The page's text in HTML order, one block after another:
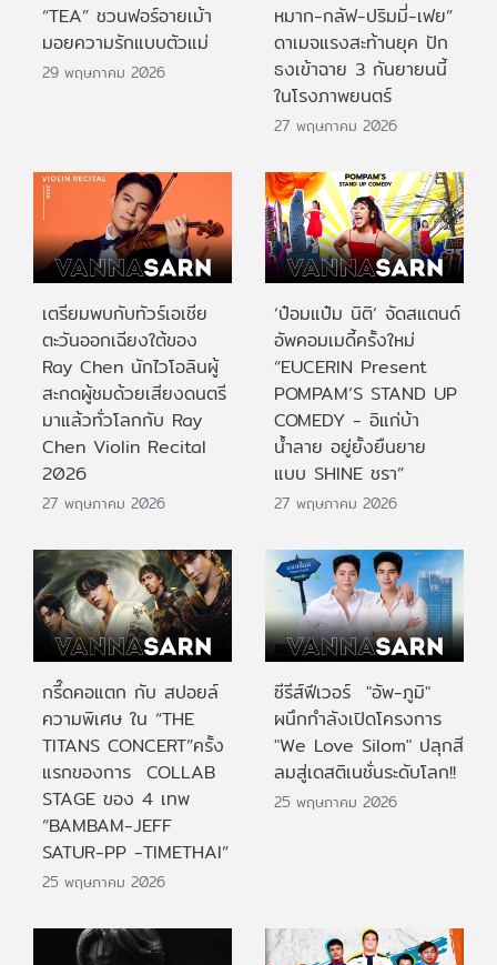
“TEA” ชวนฟอร์อายเม้า
มอยความรักแบบตัวแม่
29 พฤษภาคม 2026
หมาก-กลัฟ-ปริมมี่-เฟย”
ดาเมจแรงสะท้านยุค ปัก
ธงเข้าฉาย 3 กันยายนนี้
ในโรงภาพยนตร์
27 พฤษภาคม 2026
เตรียมพบกับทัวร์เอเชีย
ตะวันออกเฉียงใต้ของ
Ray Chen นักไวโอลินผู้
สะกดผู้ชมด้วยเสียงดนตรี
มาแล้วทั่วโลกกับ Ray
Chen Violin Recital
2026
27 พฤษภาคม 2026
‘ป๋อมแป๋ม นิติ’ จัดสแตนด์
อัพคอมเมดี้ครั้งใหม่
“EUCERIN Present
POMPAM’S STAND UP
COMEDY - อิแก่บ้า
น้ำลาย อยู่ยั้งยืนยาย
แบบ SHINE ชรา”
27 พฤษภาคม 2026
กรี๊ดคอแตก กับ สปอยล์
ความพิเศษ ใน “THE
TITANS CONCERT”ครั้ง
แรกของการ COLLAB
STAGE ของ 4 เทพ
“BAMBAM-JEFF
SATUR-PP -TIMETHAI”
25 พฤษภาคม 2026
ซีรีส์ฟีเวอร์ "อัพ-ภูมิ"
ผนึกกำลังเปิดโครงการ
"We Love Silom" ปลุกสี
ลมสู่เดสติเนชั่นระดับโลก!!
25 พฤษภาคม 2026